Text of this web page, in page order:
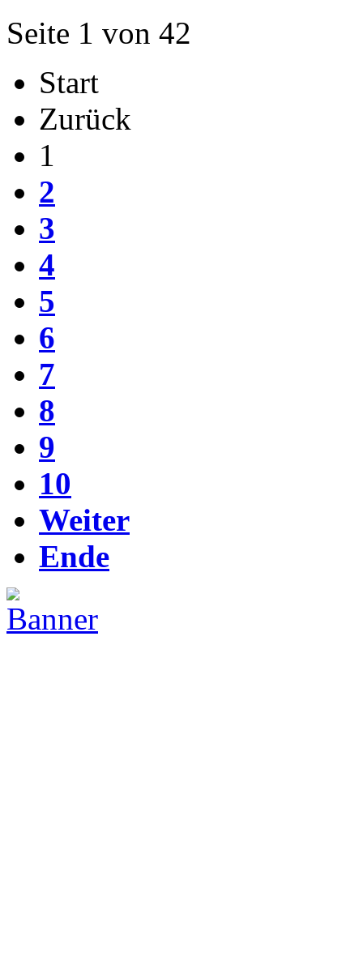
Seite 1 von 42
Start
Zurück
1
2
3
4
5
6
7
8
9
10
Weiter
Ende